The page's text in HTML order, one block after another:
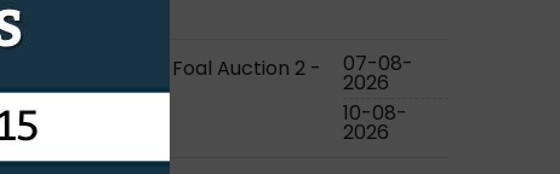
KWPN Online Foal Auction 2 -
2026
07-08-
2026
10-08-
2026